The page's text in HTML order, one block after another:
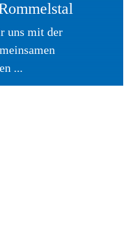
uns mit der
...